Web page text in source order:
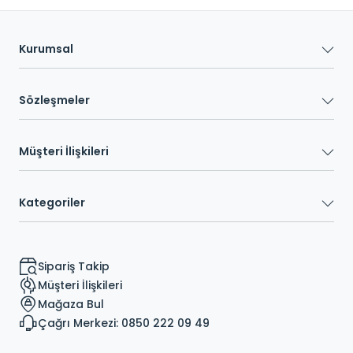
Kurumsal
Sözleşmeler
Müşteri İlişkileri
Kategoriler
Sipariş Takip
Müşteri İlişkileri
Mağaza Bul
Çağrı Merkezi: 0850 222 09 49